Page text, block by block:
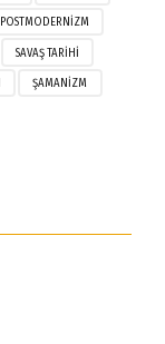
POSTMODERNIZM
SAVAŞ TARIHI
ŞAMANIZM